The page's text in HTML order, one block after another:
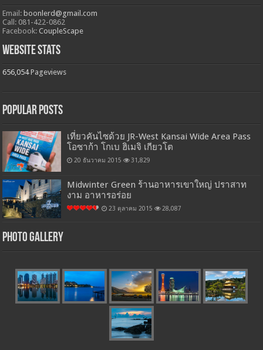
Email: boonlerd@gmail.com
Call: 081-422-0862
Facebook:CoupleScape
Website Stats
656,054 Pageviews
Popular Posts
เที่ยวคันไซด้วย JR-West Kansai Wide Area Pass
โอซาก้า โกเบ ฮิเมจิ เกียวโต
20 ธันวาคม 2015 31,829
Midwinter Green ร้านอาหารเขาใหญ่ ปราสาท
งาม อาหารอร่อย
23 ตุลาคม 2015 28,087
Photo Gallery